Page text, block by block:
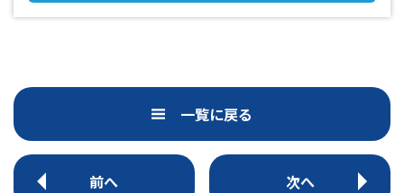
担も少なく、無理なく続けられます 「働きやすさ抜群」 空調
一覧に戻る
前へ 次へ